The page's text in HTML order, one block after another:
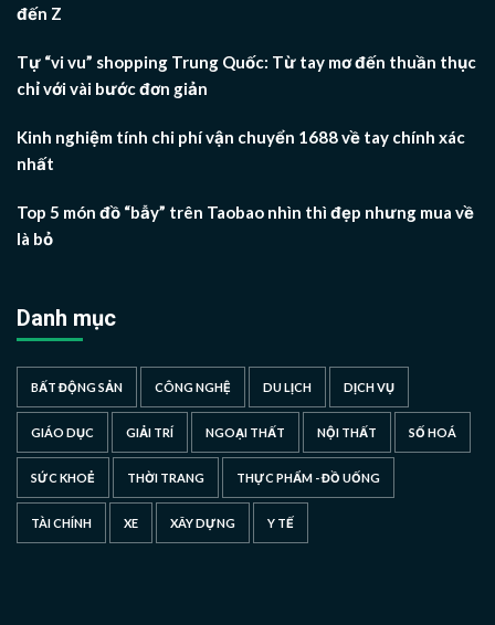
đến Z
Tự “vi vu” shopping Trung Quốc: Từ tay mơ đến thuần thục
chỉ với vài bước đơn giản
Kinh nghiệm tính chi phí vận chuyển 1688 về tay chính xác
nhất
Top 5 món đồ “bẫy” trên Taobao nhìn thì đẹp nhưng mua về
là bỏ
Danh mục
BẤT ĐỘNG SẢN CÔNG NGHỆ DU LỊCH DỊCH VỤ
GIÁO DỤC GIẢI TRÍ NGOẠI THẤT NỘI THẤT SỐ HOÁ
SỨC KHOẺ THỜI TRANG THỰC PHẨM - ĐỒ UỐNG
TÀI CHÍNH XE XÂY DỰNG Y TẾ